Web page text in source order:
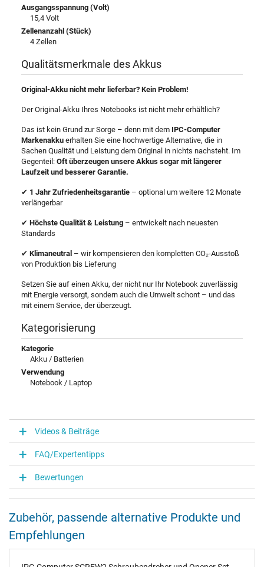
Ausgangsspannung (Volt)
15,4 Volt
Zellenanzahl (Stück)
4 Zellen
Qualitätsmerkmale des Akkus
Original-Akku nicht mehr lieferbar? Kein Problem!
Der Original-Akku Ihres Notebooks ist nicht mehr erhältlich?
Das ist kein Grund zur Sorge – denn mit dem IPC-Computer
Markenakku erhalten Sie eine hochwertige Alternative, die in
Sachen Qualität und Leistung dem Original in nichts nachsteht. Im
Gegenteil: Oft überzeugen unsere Akkus sogar mit längerer
Laufzeit und besserer Garantie.
✔ 1 Jahr Zufriedenheitsgarantie – optional um weitere 12 Monate
verlängerbar
✔ Höchste Qualität & Leistung – entwickelt nach neuesten
Standards
✔ Klimaneutral – wir kompensieren den kompletten CO₂-Ausstoß
von Produktion bis Lieferung
Setzen Sie auf einen Akku, der nicht nur Ihr Notebook zuverlässig
mit Energie versorgt, sondern auch die Umwelt schont – und das
mit einem Service, der überzeugt.
Kategorisierung
Kategorie
Akku / Batterien
Verwendung
Notebook / Laptop
Videos & Beiträge
FAQ/Expertentipps
Bewertungen
Zubehör, passende alternative Produkte und
Empfehlungen